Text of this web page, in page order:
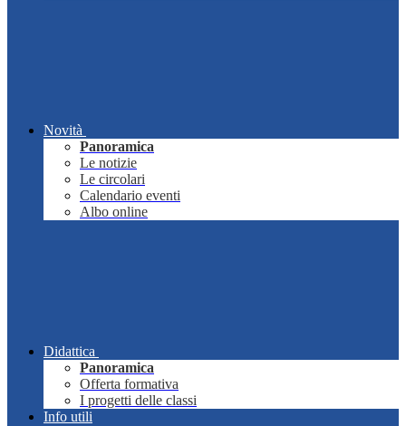
Novità
Panoramica
Le notizie
Le circolari
Calendario eventi
Albo online
Didattica
Panoramica
Offerta formativa
I progetti delle classi
Info utili